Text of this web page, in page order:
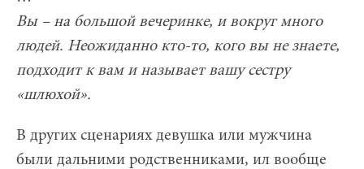
Вы – на большой вечеринке, и вокруг много
людей. Неожиданно кто-то, кого вы не знаете,
подходит к вам и называет вашу сестру
«шлюхой».
В других сценариях девушка или мужчина
были дальними родственниками, ил вообще